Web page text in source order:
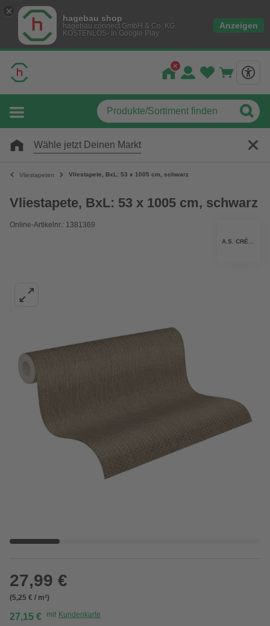
hagebau shop
hagebau connect GmbH & Co. KG
KOSTENLOS- In Google Play
Anzeigen
Wähle jetzt Deinen Markt
Vliestapeten Vliestapete, BxL: 53 x 1005 cm, schwarz
Vliestapete, BxL: 53 x 1005 cm, schwarz
Online-Artikelnr.: 1381369
27,99 €
(5,25 € / m²)
27,15 € mit Kundenkarte